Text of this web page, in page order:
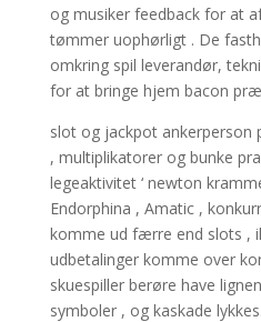
og musiker feedback for at
tømmer uophørligt . De
omkring spil leverandør,
for at bringe hjem bacon
slot og jackpot
, multiplikatorer og bunke
legeaktivitet ‘ newton
Endorphina , Amatic ,
komme ud færre end slots ,
udbetalinger komme over
skuespiller berøre have
symboler , og kaskade